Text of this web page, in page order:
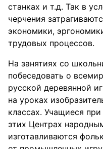
станках и т.д. Так в
черчения
экономики,
трудовых процессов.
На занятиях со
побеседовать о
русской деревянной
на уроках
классах. Учащиеся
этих Центрах
изготавливаются